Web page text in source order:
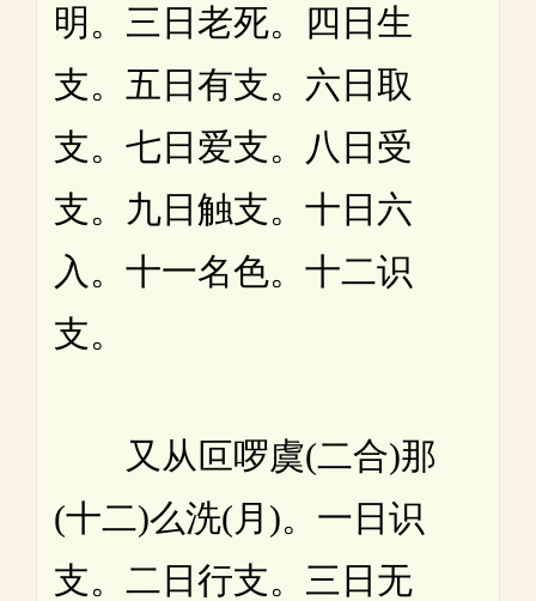
明。三日老死。四日生
支。五日有支。六日取
支。七日爱支。八日受
支。九日触支。十日六
入。十一名色。十二识
支。
又从叵啰虞(二合)那
(十二)么洗(月)。一日识
支。二日行支。三日无